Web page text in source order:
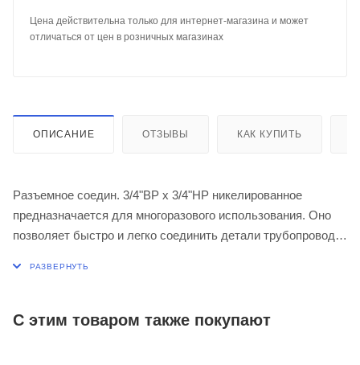
Цена действительна только для интернет-магазина и может
отличаться от цен в розничных магазинах
ОПИСАНИЕ ОТЗЫВЫ КАК КУПИТЬ
Разъемное соедин. 3/4"ВР х 3/4"НР никелированное
предназначается для многоразового использования. Оно
позволяет быстро и легко соединить детали трубопровода
Соединение «американка» состоит из 3-х элементов: два
С этим товаром также покупают